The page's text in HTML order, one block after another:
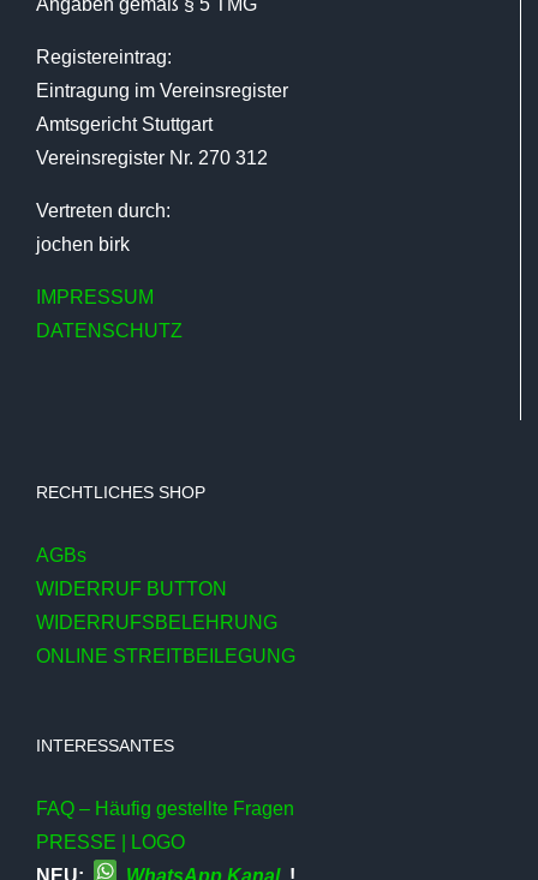
Angaben gemäß § 5 TMG
Registereintrag:
Eintragung im Vereinsregister
Amtsgericht Stuttgart
Vereinsregister Nr. 270 312
Vertreten durch:
jochen birk
IMPRESSUM
DATENSCHUTZ
RECHTLICHES SHOP
AGBs
WIDERRUF BUTTON
WIDERRUFSBELEHRUNG
ONLINE STREITBEILEGUNG
INTERESSANTES
FAQ – Häufig gestellte Fragen
PRESSE | LOGO